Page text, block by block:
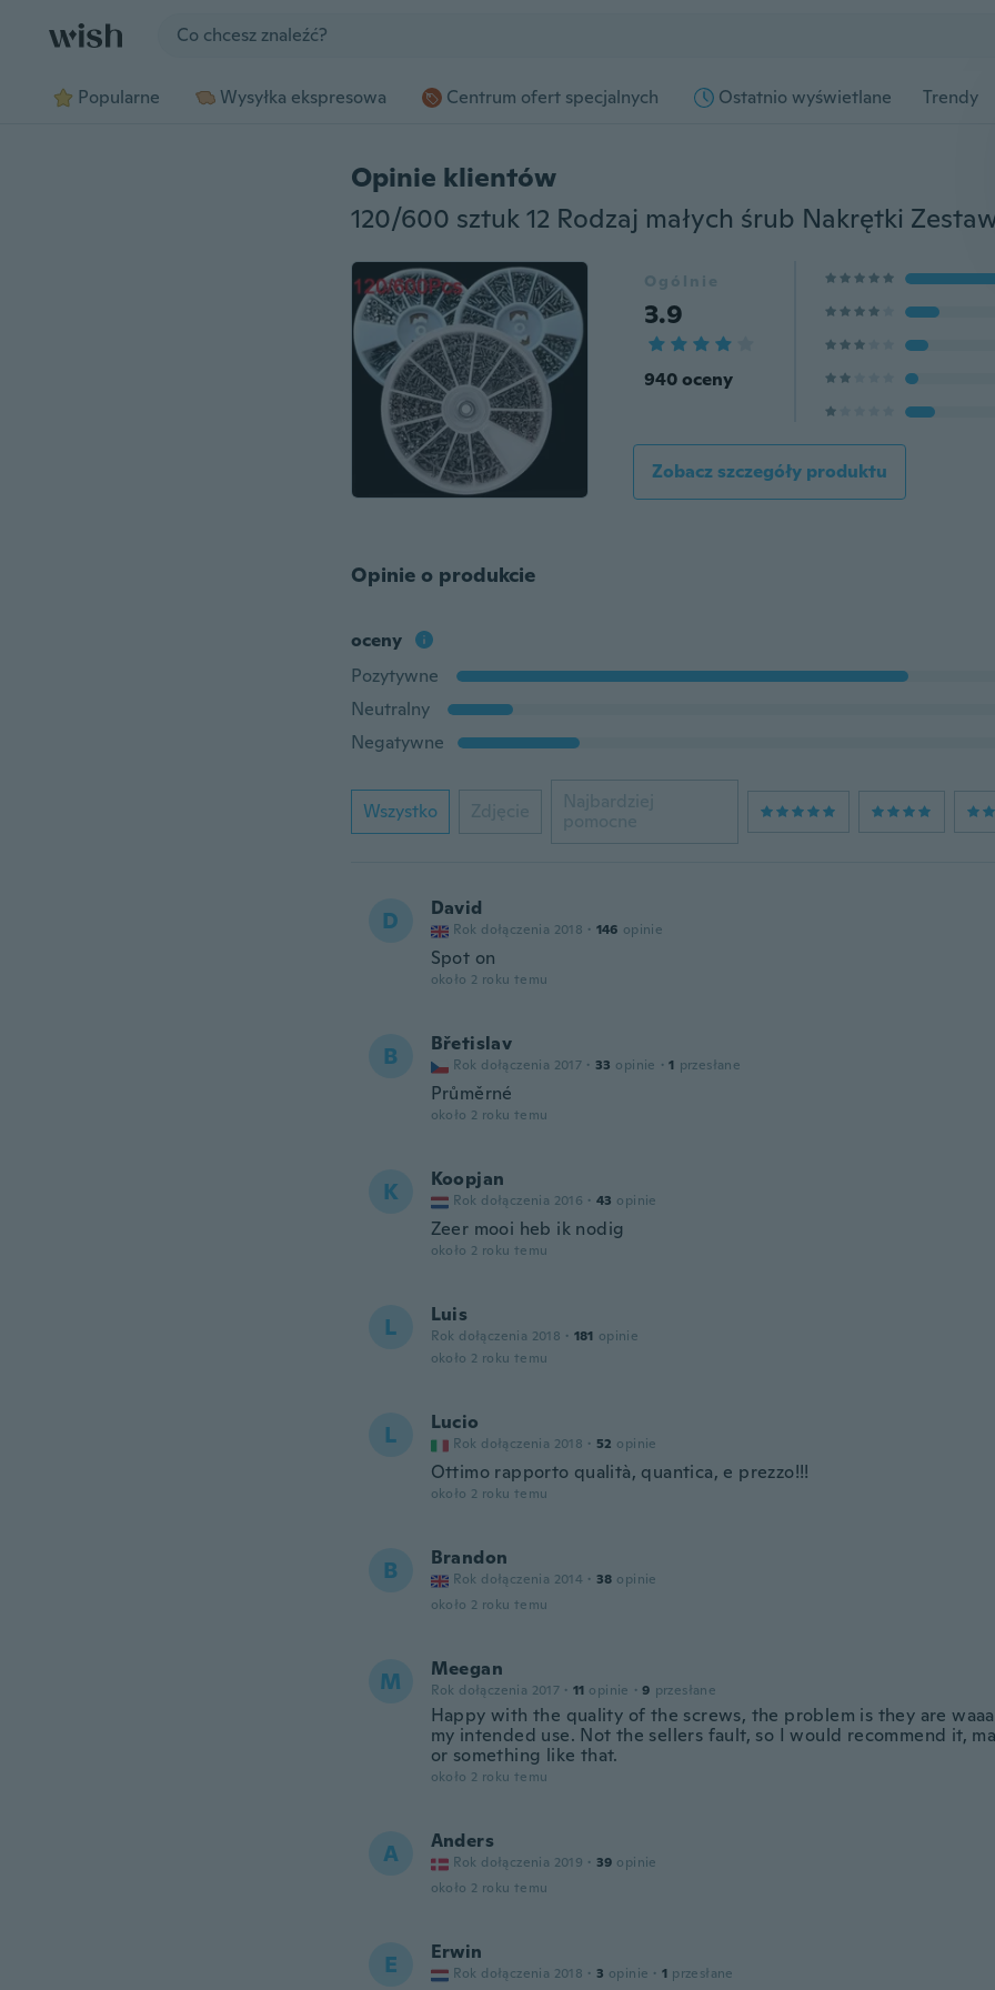
Popularne Wysyłka ekspresowa Centrum ofert specjalnych Ostatnio wyświetlane Trendy
Opinie klientów
Ogólnie
3.9
940 oceny
Zobacz szczegóły produktu
Opinie o produkcie
oceny
Pozytywne
Neutralny
Negatywne
Wszystko Zdjęcie
Najbardziej
pomocne
D David
Rok dołączenia 2018 · 146 opinie
Spot on
około 2 roku temu
B Břetislav
Rok dołączenia 2017 · 33 opinie · 1 przesłane
Průměrné
około 2 roku temu
K Koopjan
Rok dołączenia 2016 · 43 opinie
Zeer mooi heb ik nodig
około 2 roku temu
L Luis
Rok dołączenia 2018 · 181 opinie
około 2 roku temu
L Lucio
Rok dołączenia 2018 · 52 opinie
Ottimo rapporto qualità, quantica, e prezzo!!!
około 2 roku temu
B Brandon
Rok dołączenia 2014 · 38 opinie
około 2 roku temu
M Meegan
Rok dołączenia 2017 · 11 opinie · 9 przesłane
Happy with the quality of the screws, the problem is they are
my intended use. Not the sellers fault, so I would recommend it,
or something like that.
około 2 roku temu
A Anders
Rok dołączenia 2019 · 39 opinie
około 2 roku temu
E Erwin
Rok dołączenia 2018 · 3 opinie · 1 przesłane